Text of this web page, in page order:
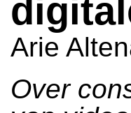
Arie
Over